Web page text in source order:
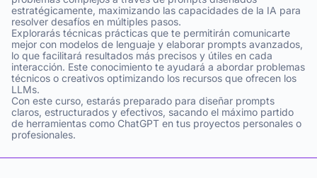
estratégicamente, maximizando las capacidades de la IA para
resolver desafíos en múltiples pasos.
Explorarás técnicas prácticas que te permitirán comunicarte
mejor con modelos de lenguaje y elaborar prompts avanzados,
lo que facilitará resultados más precisos y útiles en cada
interacción. Este conocimiento te ayudará a abordar problemas
técnicos o creativos optimizando los recursos que ofrecen los
LLMs.
Con este curso, estarás preparado para diseñar prompts
claros, estructurados y efectivos, sacando el máximo partido
de herramientas como ChatGPT en tus proyectos personales o
profesionales.